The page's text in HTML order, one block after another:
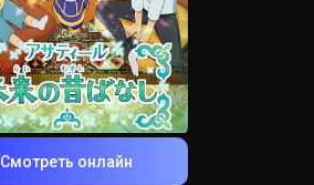
Смотреть онлайн